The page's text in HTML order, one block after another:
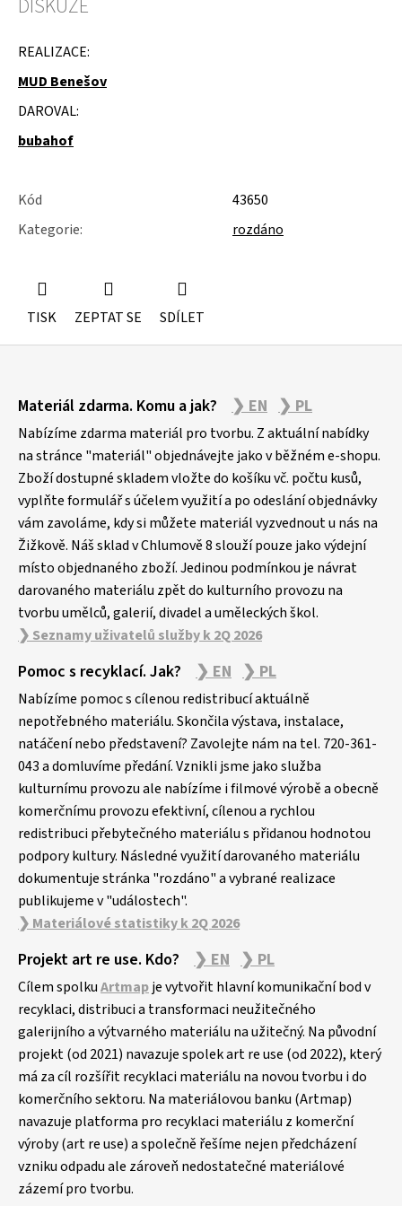
DISKUZE
REALIZACE:
MUD Benešov
DAROVAL:
bubahof
Kód
43650
Kategorie: rozdáno
TISK ZEPTAT SE SDÍLET
u
e
m
e
SKŘÍŇKA
NA
KOLEČKÁCH
Materiál zdarma. Komu a jak? ❯ EN ❯ PL
Nabízíme zdarma materiál pro tvorbu. Z aktuální nabídky
na stránce "materiál" objednávejte jako v běžném e-shopu.
Zboží dostupné skladem vložte do košíku vč. počtu kusů,
vyplňte formulář s účelem využití a po odeslání objednávky
vám zavoláme, kdy si můžete materiál vyzvednout u nás na
Žižkově. Náš sklad v Chlumově 8 slouží pouze jako výdejní
místo objednaného zboží. Jedinou podmínkou je návrat
darovaného materiálu zpět do kulturního provozu na
tvorbu umělců, galerií, divadel a uměleckých škol.
❯ Seznamy uživatelů služby k 2Q 2026
Pomoc s recyklací. Jak? ❯ EN ❯ PL
Nabízíme pomoc s cílenou redistribucí aktuálně
nepotřebného materiálu. Skončila výstava, instalace,
natáčení nebo představení? Zavolejte nám na tel. 720-361-
043 a domluvíme předání. Vznikli jsme jako služba
kulturnímu provozu ale nabízíme i filmové výrobě a obecně
komerčnímu provozu efektivní, cílenou a rychlou
redistribuci přebytečného materiálu s přidanou hodnotou
podpory kultury. Následné využití darovaného materiálu
dokumentuje stránka "rozdáno" a vybrané realizace
publikujeme v "událostech".
❯ Materiálové statistiky k 2Q 2026
Projekt art re use. Kdo? ❯ EN ❯ PL
Cílem spolkuArtmapje vytvořit hlavní komunikační bod v
recyklaci, distribuci a transformaci neužitečného
galerijního a výtvarného materiálu na užitečný. Na původní
projekt (od 2021) navazuje spolek art re use (od 2022), který
má za cíl rozšířit recyklaci materiálu na novou tvorbu i do
komerčního sektoru. Na materiálovou banku (Artmap)
navazuje platforma pro recyklaci materiálu z komerční
výroby (art re use) a společně řešíme nejen předcházení
vzniku odpadu ale zároveň nedostatečné materiálové
zázemí pro tvorbu.